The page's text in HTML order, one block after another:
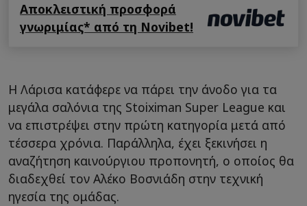
Αποκλειστική προσφορά
γνωριμίας* από τη Novibet!
Η Λάρισα κατάφερε να πάρει την άνοδο για τα
μεγάλα σαλόνια της Stoiximan Super League και
να επιστρέψει στην πρώτη κατηγορία μετά από
τέσσερα χρόνια. Παράλληλα, έχει ξεκινήσει η
αναζήτηση καινούργιου προπονητή, ο οποίος θα
διαδεχθεί τον Αλέκο Βοσνιάδη στην τεχνική
ηγεσία της ομάδας.